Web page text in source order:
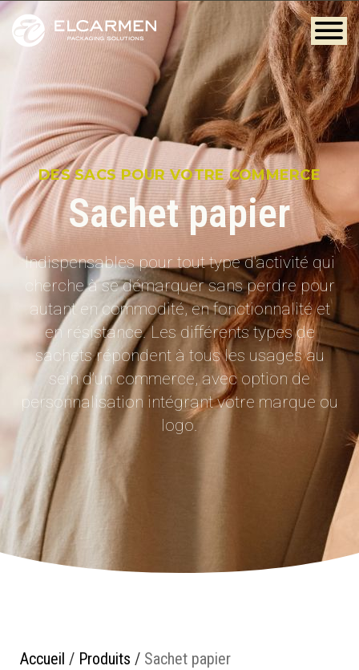
DES SACS POUR VOTRE COMMERCE
Sachet papier
Indispensables pour tout type d'activité qui
cherche à se démarquer sans perdre pour
autant en commodité, en fonctionnalité et
en résistance. Les différents types de
sachets répondent à tous les usages au
sein d’un commerce, avec option de
personnalisation intégrant votre marque ou
logo.
Accueil / Produits / Sachet papier